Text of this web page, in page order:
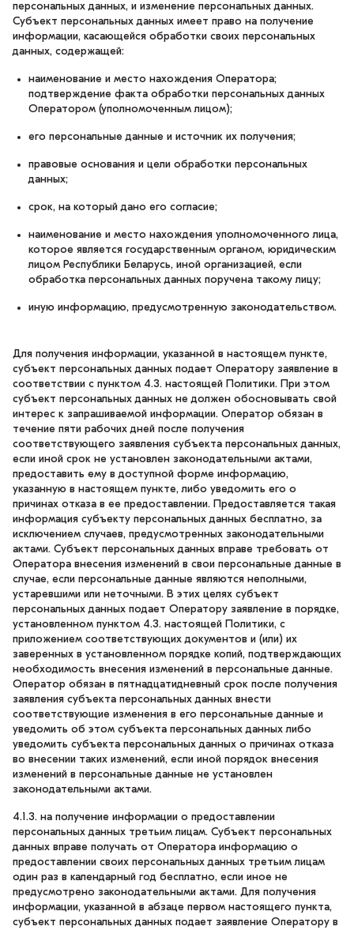
персональных данных, и изменение персональных данных.
Субъект персональных данных имеет право на получение
информации, касающейся обработки своих персональных
данных, содержащей:
наименование и место нахождения Оператора;
подтверждение факта обработки персональных данных
Оператором (уполномоченным лицом);
его персональные данные и источник их получения;
правовые основания и цели обработки персональных
данных;
срок, на который дано его согласие;
наименование и место нахождения уполномоченного лица,
которое является государственным органом, юридическим
лицом Республики Беларусь, иной организацией, если
обработка персональных данных поручена такому лицу;
иную информацию, предусмотренную законодательством.
Для получения информации, указанной в настоящем пункте,
субъект персональных данных подает Оператору заявление в
соответствии с пунктом 4.3. настоящей Политики. При этом
субъект персональных данных не должен обосновывать свой
интерес к запрашиваемой информации. Оператор обязан в
течение пяти рабочих дней после получения
соответствующего заявления субъекта персональных данных,
если иной срок не установлен законодательными актами,
предоставить ему в доступной форме информацию,
указанную в настоящем пункте, либо уведомить его о
причинах отказа в ее предоставлении. Предоставляется такая
информация субъекту персональных данных бесплатно, за
исключением случаев, предусмотренных законодательными
актами. Субъект персональных данных вправе требовать от
Оператора внесения изменений в свои персональные данные в
случае, если персональные данные являются неполными,
устаревшими или неточными. В этих целях субъект
персональных данных подает Оператору заявление в порядке,
установленном пунктом 4.3. настоящей Политики, с
приложением соответствующих документов и (или) их
заверенных в установленном порядке копий, подтверждающих
необходимость внесения изменений в персональные данные.
Оператор обязан в пятнадцатидневный срок после получения
заявления субъекта персональных данных внести
соответствующие изменения в его персональные данные и
уведомить об этом субъекта персональных данных либо
уведомить субъекта персональных данных о причинах отказа
во внесении таких изменений, если иной порядок внесения
изменений в персональные данные не установлен
законодательными актами.
4.1.3. на получение информации о предоставлении
персональных данных третьим лицам. Субъект персональных
данных вправе получать от Оператора информацию о
предоставлении своих персональных данных третьим лицам
один раз в календарный год бесплатно, если иное не
предусмотрено законодательными актами. Для получения
информации, указанной в абзаце первом настоящего пункта,
субъект персональных данных подает заявление Оператору в